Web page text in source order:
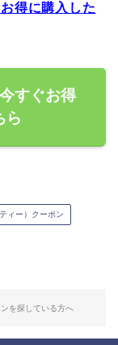
得に購入した
すぐお得
ら
ィー）クーポン
を探している方へ